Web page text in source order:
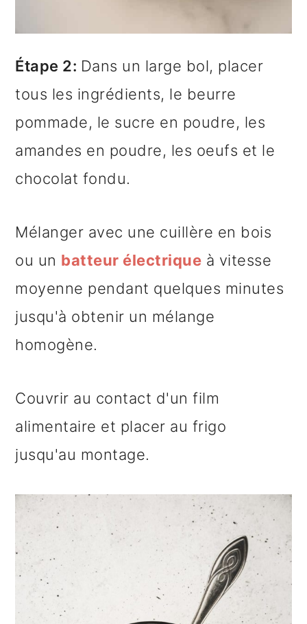
Étape 2: Dans un large bol, placer
tous les ingrédients, le beurre
pommade, le sucre en poudre, les
amandes en poudre, les oeufs et le
chocolat fondu.
Mélanger avec une cuillère en bois
ou un batteur électrique à vitesse
moyenne pendant quelques minutes
jusqu'à obtenir un mélange
homogène.
Couvrir au contact d'un film
alimentaire et placer au frigo
jusqu'au montage.